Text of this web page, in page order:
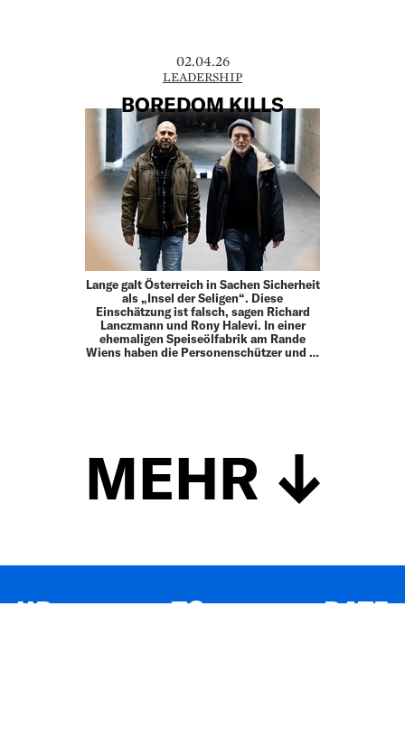
02.04.26
LEADERSHIP
BOREDOM KILLS
Lange galt Österreich in Sachen Sicherheit
als „Insel der Seligen“. Diese
Einschätzung ist falsch, sagen Richard
Lanczmann und Rony Halevi. In einer
ehemaligen Speiseölfabrik am Rande
Wiens haben die Personenschützer und …
MEHR
UP TO DATE